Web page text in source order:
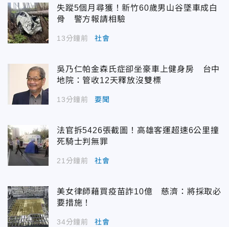
失蹤5個月尋獲！新竹60歲男山谷墜車成白
骨 警方報請相驗
13分鐘前 社會
吳乃仁帕金森氏症卻坐豪車上健身房 台中
地院：管收12天釋放沒雙標
13分鐘前 要聞
法官拆5426張截圖！高雄客運超速6公里撞
死騎士判無罪
21分鐘前 社會
美女律師藉買疫苗詐10億 慈濟：將採取必
要措施！
34分鐘前 社會